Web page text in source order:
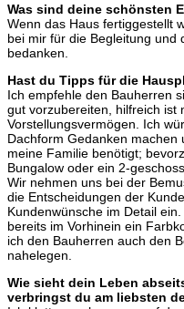
Was sind deine schönsten
Wenn das Haus fertiggestellt
bei mir für die Begleitung und
bedanken.
Hast du Tipps für die
Ich empfehle den Bauherren
gut vorzubereiten, hilfreich ist
Vorstellungsvermögen. Ich
Dachform Gedanken machen
meine Familie benötigt;
Bungalow oder ein 2-
Wir nehmen uns bei der
die Entscheidungen der
Kundenwünsche im Detail
bereits im Vorhinein ein
ich den Bauherren auch den
nahelegen.
Wie sieht dein Leben
verbringst du am liebsten